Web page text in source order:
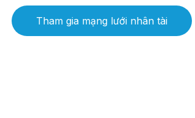
Tham gia mạng lưới nhân tài